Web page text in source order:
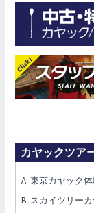
カヤックツア
A. 東京カヤック
B. スカイツリー